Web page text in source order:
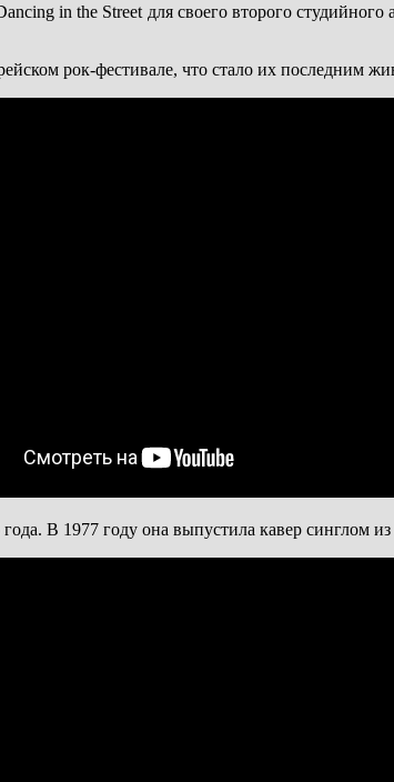
in the Street для своего второго
рок-фестивале, что стало их последним
В 1977 году она выпустила кавер синглом